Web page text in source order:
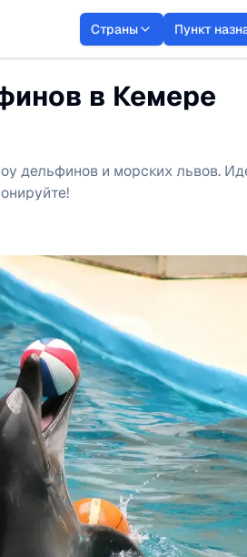
Страны Пункт
в Кемере
дельфинов и морских львов.